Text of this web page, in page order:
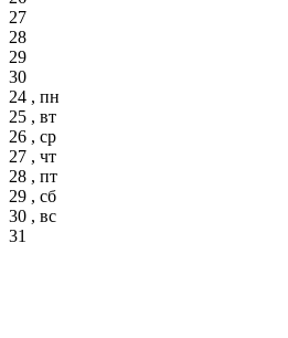
27
28
29
30
24 , пн
25 , вт
26 , ср
27 , чт
28 , пт
29 , сб
30 , вс
31